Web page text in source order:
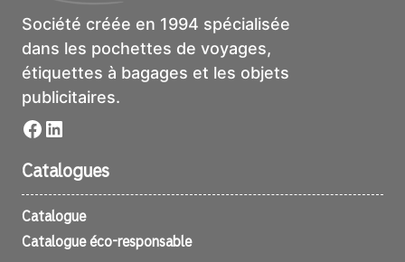
Société créée en 1994 spécialisée
dans les pochettes de voyages,
étiquettes à bagages et les objets
publicitaires.
Facebook
LinkedIn
Catalogues
Catalogue
Catalogue éco-responsable